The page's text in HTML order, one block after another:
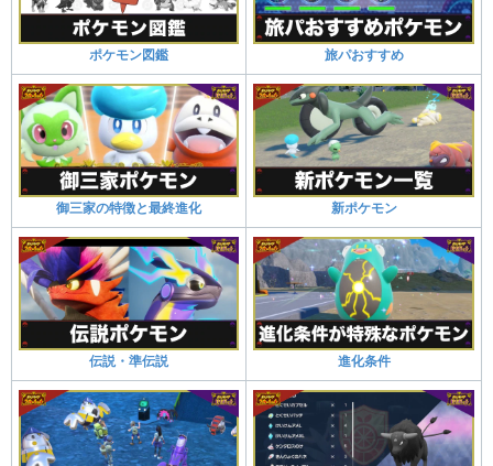
ポケモン図鑑 旅パおすすめ
御三家の特徴と最終進化 新ポケモン
伝説・準伝説 進化条件